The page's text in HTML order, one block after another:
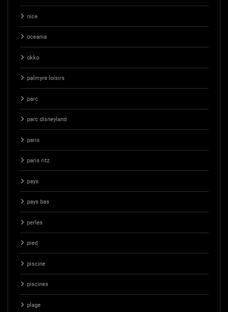
nice
oceania
okko
palmyre loisirs
parc
parc disneyland
paris
paris ritz
pays
pays bas
perles
pied
piscine
piscines
plage